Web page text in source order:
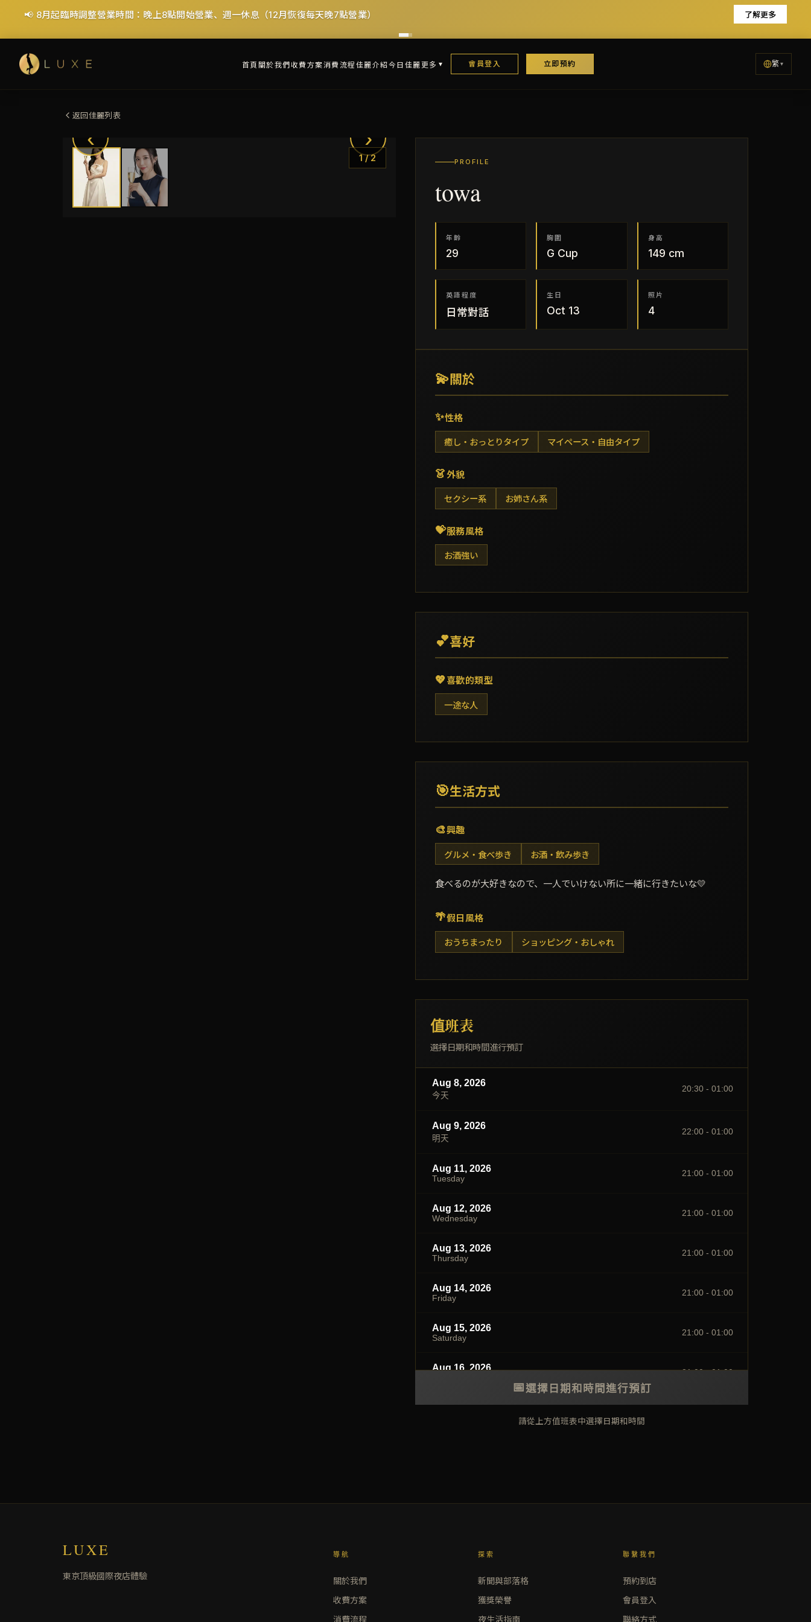
📢 8月起臨時調整營業時間：晚上8點開始營業、週一休息（12月恢復每天晚7點營業） 了解更多
首頁 關於我們收費方案消費流程 佳麗介紹今日佳麗更多 會員登入 立即預約 繁
返回佳麗列表
‹ ›
1/2 PROFILE
towa
年齡
29
胸圍
G Cup
身高
149 cm
英語程度
日常對話
生日
Oct 13
照片
4
💫 關於
✨性格
癒し・おっとりタイプ マイペース・自由タイプ
👗外貌
セクシー系 お姉さん系
💝服務風格
お酒強い
💕喜好
💖 喜歡的類型
一途な人
🎯生活方式
🎨興趣
グルメ・食べ歩き お酒・飲み歩き
食べるのが大好きなので、一人でいけない所に一緒に行きたいな💛
🌴假日風格
おうちまったり ショッピング・おしゃれ
值班表
選擇日期和時間進行預訂
Aug 8, 2026
今天
20:30 - 01:00
Aug 9, 2026
明天
22:00 - 01:00
Aug 11, 2026
Tuesday
21:00 - 01:00
Aug 12, 2026
Wednesday
21:00 - 01:00
Aug 13, 2026
Thursday
21:00 - 01:00
Aug 14, 2026
Friday
21:00 - 01:00
Aug 15, 2026
Saturday
21:00 - 01:00
Aug 16, 2026 21:00 - 01:00
📅選擇日期和時間進行預訂
請從上方值班表中選擇日期和時間
LUXE
東京頂級國際夜店體驗
導航
關於我們
收費方案
消費流程
探索
新聞與部落格
獲獎榮譽
夜生活指南
聯繫我們
預約到店
會員登入
聯絡方式